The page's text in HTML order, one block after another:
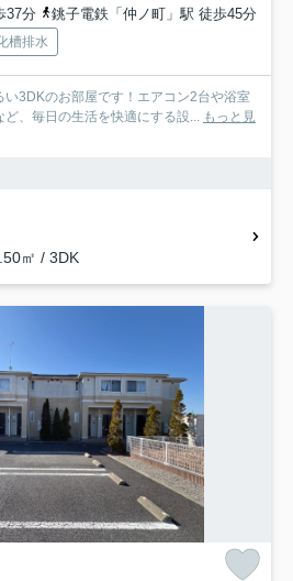
37分
銚子電鉄「仲ノ町」駅 徒歩45分
槽排水
3DKのお部屋です！エアコン2台や浴室
、毎日の生活を快適にする設... もっと見
㎡ / 3DK